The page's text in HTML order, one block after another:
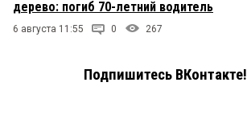
дерево: погиб 70-летний водитель
6 августа 11:55 0 267
Подпишитесь ВКонтакте!